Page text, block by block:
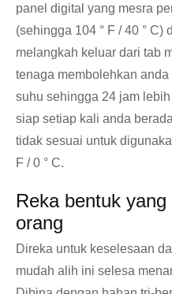
panel digital yang mesra
(sehingga 104 ° F / 40 °
melangkah keluar dari tab
tenaga membolehkan
suhu sehingga 24 jam
siap setiap kali anda
tidak sesuai untuk
F / 0 ° C.
Reka bentuk
orang
Direka untuk keselesaan
mudah alih ini selesa